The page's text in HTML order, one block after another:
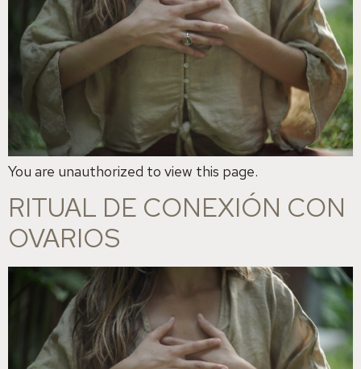
You are unauthorized to view this page.
RITUAL DE CONEXIÓN CON
OVARIOS